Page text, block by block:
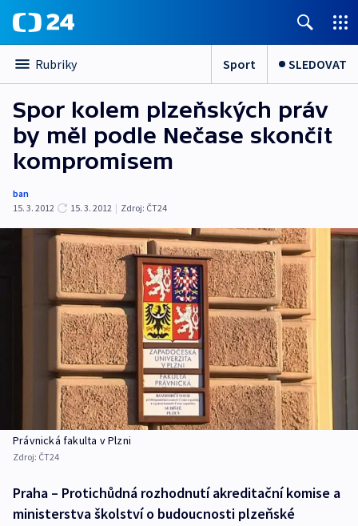
Rubriky Sport SLEDOVAT
Spor kolem plzeňských práv
by měl podle Nečase skončit
kompromisem
ban
15. 3. 2012
15. 3. 2012 | Zdroj: ČT24
Právnická fakulta v Plzni
Zdroj: ČT24
Praha – Protichůdná rozhodnutí akreditační komise a
ministerstva školství o budoucnosti plzeňské